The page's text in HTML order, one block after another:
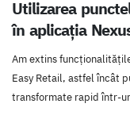
Utilizarea
în aplicația
Am extins
Easy Retail, astfel încât
transformate rapid într-